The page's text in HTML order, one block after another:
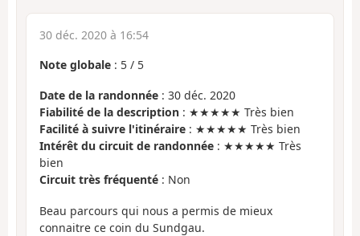
30 déc. 2020 à 16:54
Note globale : 5 / 5
Date de la randonnée : 30 déc. 2020
Fiabilité de la description : ★★★★★ Très bien
Facilité à suivre l'itinéraire : ★★★★★ Très bien
Intérêt du circuit de randonnée : ★★★★★ Très
bien
Circuit très fréquenté : Non
Beau parcours qui nous a permis de mieux
connaitre ce coin du Sundgau.